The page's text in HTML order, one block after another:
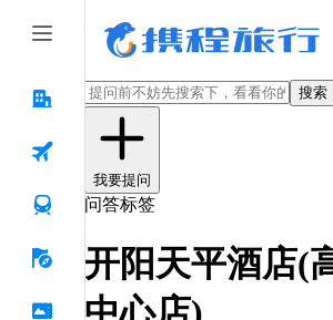
搜索
我要提问
问答标签
开阳天平酒店(